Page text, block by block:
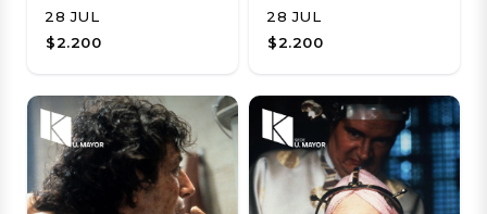
28 JUL
$2.200
28 JUL
$2.200